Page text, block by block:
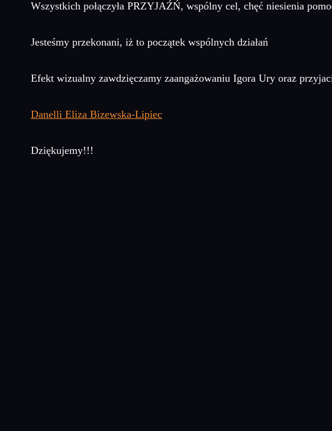
Wszystkich połączyła PRZYJAŹŃ, wspólny cel, chęć niesienia
Jesteśmy przekonani, iż to początek wspólnych działań
Efekt wizualny zawdzięczamy zaangażowaniu Igora Ury oraz
Danelli Eliza Bizewska-Lipiec
Dziękujemy!!!